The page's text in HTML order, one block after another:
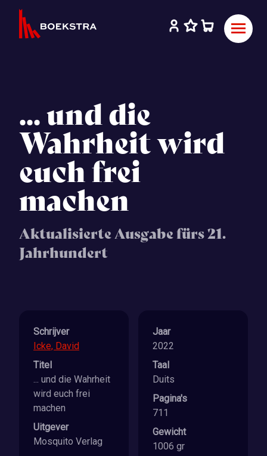
... und die
Wahrheit wird
euch frei
machen
Aktualisierte Ausgabe fürs 21.
Jahrhundert
Schrijver
Icke, David
Titel
... und die Wahrheit
wird euch frei
machen
Uitgever
Mosquito Verlag
Jaar
2022
Taal
Duits
Pagina's
711
Gewicht
1006 gr